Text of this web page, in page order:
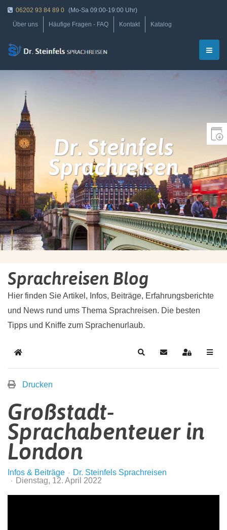
06202 93 84 89 0 (Mo-Sa 09:00-19:00 Uhr)
Über uns
Häufige Fragen - FAQ Kontakt Katalog
Dr. Steinfels
Sprachreisen
Sprachreisen Blog
Hier finden Sie Artikel, Infos, Beiträge, Erfahrungsberichte
und News rund ums Thema Sprachreisen. Die besten
Tipps und Kniffe zum Sprachenurlaub.
Drucken
Großstadt-
Sprachabenteuer in
London
Infos & Beiträge
Dr. Steinfels Sprachreisen
Dienstag, 12. April 2022